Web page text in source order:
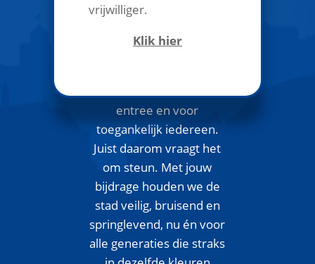
entree en voor
toegankelijk iedereen.
Juist daarom vraagt het
om steun. Met jouw
bijdrage houden we de
stad veilig, bruisend en
springlevend, nu én voor
alle generaties die straks
vrijwilliger.
Klik hier